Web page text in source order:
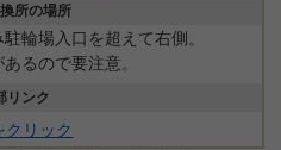
所の場所
輪場入口を超えて右側。
るので要注意。
リンク
クリック